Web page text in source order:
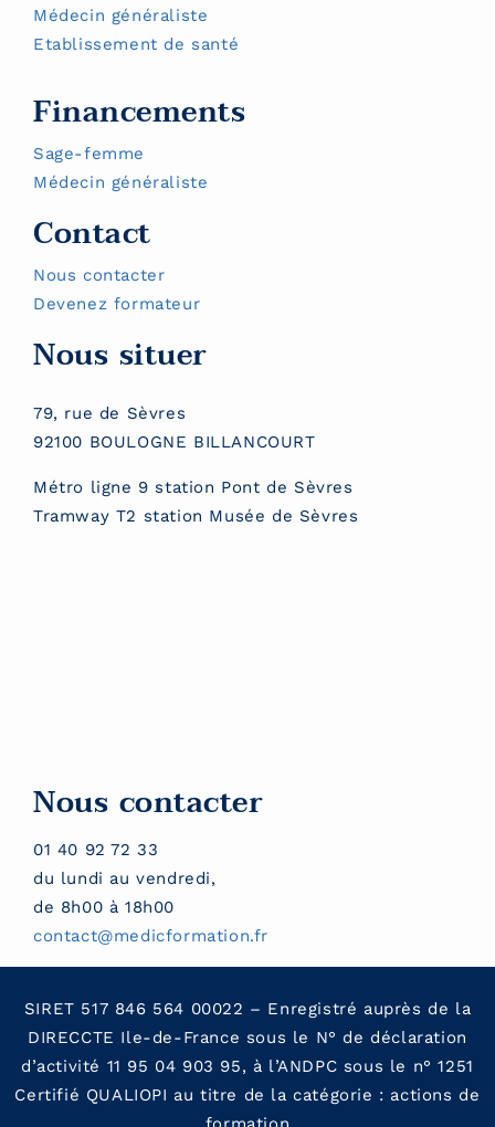
Médecin généraliste
Etablissement de santé
Financements
Sage-femme
Médecin généraliste
Contact
Nous contacter
Devenez formateur
Nous situer
79, rue de Sèvres
92100 BOULOGNE BILLANCOURT
Métro ligne 9 station Pont de Sèvres
Tramway T2 station Musée de Sèvres
Nous contacter
01 40 92 72 33
du lundi au vendredi,
de 8h00 à 18h00
contact@medicformation.fr
SIRET 517 846 564 00022 – Enregistré auprès de la
DIRECCTE Ile-de-France sous le N° de déclaration
d’activité 11 95 04 903 95, à l’ANDPC sous le n° 1251
Certifié QUALIOPI au titre de la catégorie : actions de